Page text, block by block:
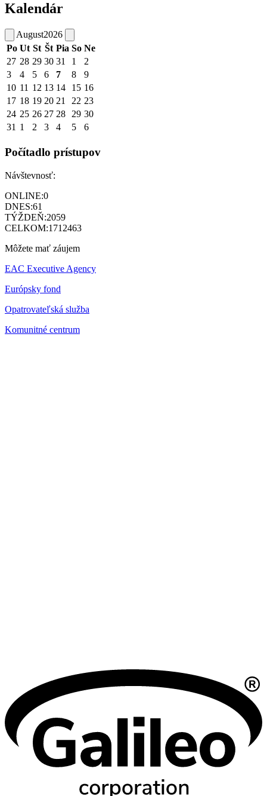
Kalendár
August2026
Po Ut St Št Pia So Ne
27 28 29 30 31 1
2
3
4 5 6 7 8
9
10 11 12 13 14 15 16
17 18 19 20 21 22 23
24 25 26 27 28 29 30
31 1 2 3 4 5 6
Počítadlo prístupov
Návštevnosť:
ONLINE:0
DNES:61
TÝŽDEŇ:2059
CELKOM:1712463
Môžete mať záujem
EAC Executive Agency
Európsky fond
Opatrovateľská služba
Komunitné centrum